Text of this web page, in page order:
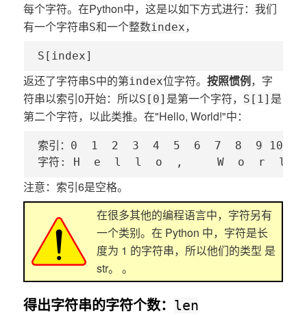
每个字符。在Python中，这是以如下方式进行：我们
有一个字符串S和一个整数index，
S[index]
返还了字符串S中的第index位字符。按照惯例，字
符串以索引0开始：所以S[0] 是第一个字符， S[1] 是
第二个字符，以此类推。在"Hello, World!"中：
索引：0  1  2  3  4  5  6  7  8  9 10 11
字符: H  e  l  l  o  ,     W  o  r  l
注意：索引6是空格。
在很多其他的编程语言中，字符另有
一个类别。在 Python 中，字符是长
度为 1 的字符串，所以他们的类型 是
str。。
得出字符串的字符个数： len